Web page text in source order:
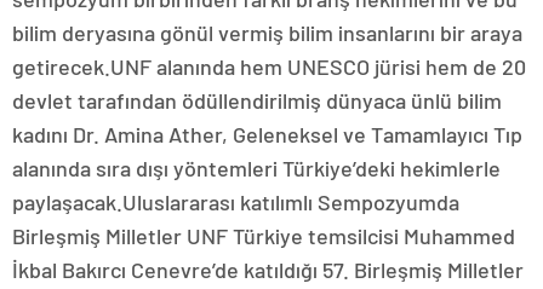
bilim deryasına gönül vermiş bilim insanlarını bir araya
getirecek.UNF alanında hem UNESCO jürisi hem de 20
devlet tarafından ödüllendirilmiş dünyaca ünlü bilim
kadını Dr. Amina Ather, Geleneksel ve Tamamlayıcı Tıp
alanında sıra dışı yöntemleri Türkiye’deki hekimlerle
paylaşacak.Uluslararası katılımlı Sempozyumda
Birleşmiş Milletler UNF Türkiye temsilcisi Muhammed
İkbal Bakırcı Cenevre’de katıldığı 57. Birleşmiş Milletler